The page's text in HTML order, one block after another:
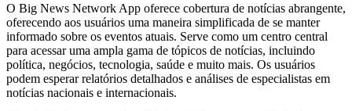
O Big News Network App oferece cobertura de notícias abrangente,
oferecendo aos usuários uma maneira simplificada de se manter
informado sobre os eventos atuais. Serve como um centro central
para acessar uma ampla gama de tópicos de notícias, incluindo
política, negócios, tecnologia, saúde e muito mais. Os usuários
podem esperar relatórios detalhados e análises de especialistas em
notícias nacionais e internacionais.